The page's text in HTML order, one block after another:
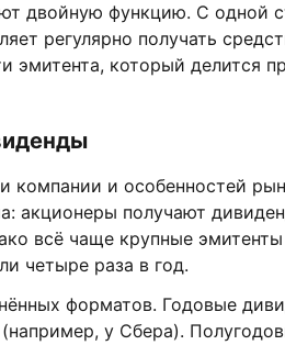
двойную функцию. С одной
регулярно получать
эмитента, который делится
компании и особенностей
акционеры получают
всё чаще крупные
четыре раза в год.
форматов. Годовые
у Сбера).